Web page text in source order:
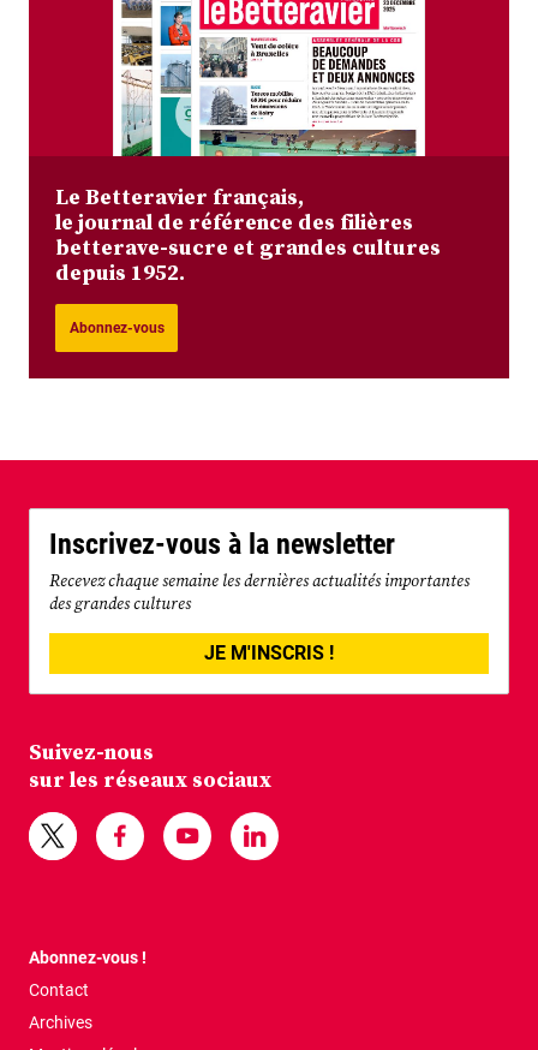
Le Betteravier français,
le journal de référence des filières
betterave-sucre et grandes cultures
depuis 1952.
Abonnez-vous
Inscrivez-vous à la newsletter
Recevez chaque semaine les dernières actualités importantes
des grandes cultures
JE M'INSCRIS !
Suivez-nous
sur les réseaux sociaux
Abonnez-vous !
Contact
Archives